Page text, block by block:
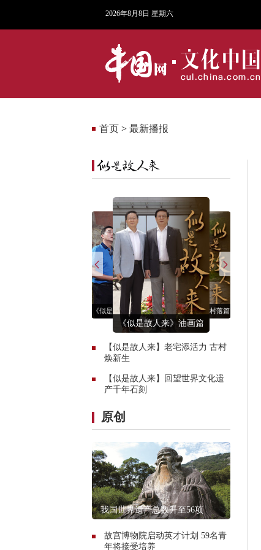
2026年8月8日 星期六
首页 > 最新播报
《似是故人来》古村落篇
《似是故人来》大足石刻
篇
《似是故人来》油画篇
《似是故人来》古村落篇
《似是故人来》大足石刻
篇
《似是故人来》油画篇
《似是故人来》古村落篇
【似是故人来】老宅添活力 古村
焕新生
【似是故人来】回望世界文化遗
产千年石刻
原创
我国世界遗产总数升至56项
故宫博物院启动英才计划 59名青
年将接受培养